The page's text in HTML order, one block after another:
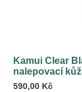
Kamui Clear
nalepovací
590,00 Kč